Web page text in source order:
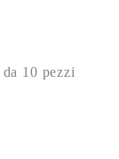
10 pezzi